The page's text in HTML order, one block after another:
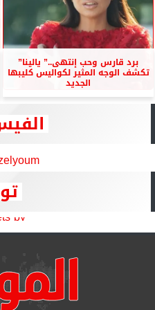
برد قارس وحب إنتهى..” يالينا”
تكشف الوجه المثير لكواليس كليبها
الجديد
by